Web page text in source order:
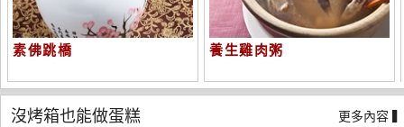
素佛跳橋 養生雞肉粥
沒烤箱也能做蛋糕 更多內容 ▍